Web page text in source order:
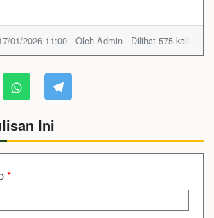
01/2026 11:00 - Oleh Admin - Dilihat 575 kali
Ini
*